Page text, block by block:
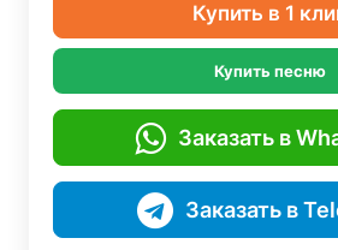
Купить в 1
Купить песню
Заказать в
Заказать в